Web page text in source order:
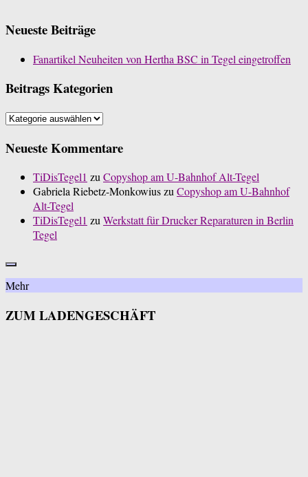
Neueste Beiträge
Fanartikel Neuheiten von Hertha BSC in Tegel eingetroffen
Beitrags Kategorien
Beitrags
Neueste Kommentare
TiDisTegel1 zuCopyshop am U-Bahnhof Alt-Tegel
Gabriela Riebetz-MonkowiuszuCopyshop am U-Bahnhof
Alt-Tegel
TiDisTegel1 zuWerkstatt für Drucker Reparaturen in Berlin
Tegel
Mehr
ZUM LADENGESCHÄFT